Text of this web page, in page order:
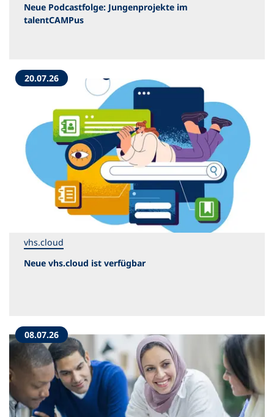
Neue Podcastfolge: Jungenprojekte im
talentCAMPus
20.07.26
vhs.cloud
Neue vhs.cloud ist verfügbar
08.07.26